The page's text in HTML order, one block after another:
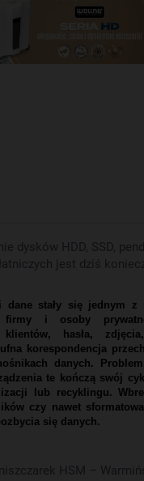
dysków HDD, SSD,
jest dziś
dane stały się jednym z
firmy i osoby
klientów, hasła,
korespondencja
danych.
te kończą swój
lub recyklingu.
czy nawet
się danych.
HSM –